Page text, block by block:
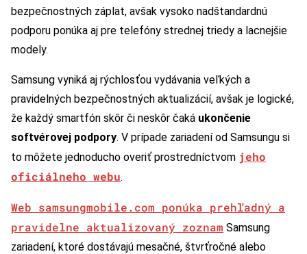
bezpečnostných záplat, avšak vysoko nadštandardnú
podporu ponúka aj pre telefóny strednej triedy a lacnejšie
modely.
Samsung vyniká aj rýchlosťou vydávania veľkých a
pravidelných bezpečnostných aktualizácií, avšak je logické,
že každý smartfón skôr či neskôr čaká ukončenie
softvérovej podpory. V prípade zariadení od Samsungu si
to môžete jednoducho overiť prostredníctvom jeho
oficiálneho webu.
Web samsungmobile.com ponúka prehľadný a
pravidelne aktualizovaný zoznam Samsung
zariadení, ktoré dostávajú mesačné, štvrťročné alebo